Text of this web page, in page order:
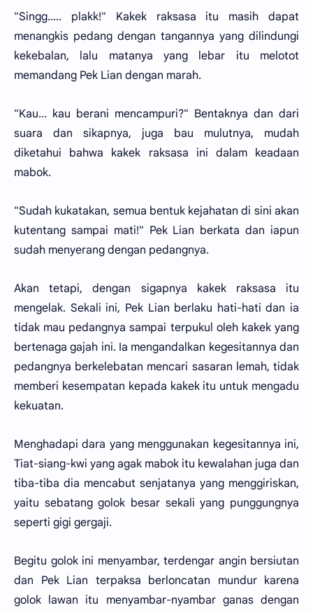
"Singg..... plakk!" Kakek raksasa itu masih dapat
menangkis pedang dengan tangannya yang dilindungi
kekebalan, lalu matanya yang lebar itu melotot
memandang Pek Lian dengan marah.
"Kau... kau berani mencampuri?" Bentaknya dan dari
suara dan sikapnya, juga bau mulutnya, mudah
diketahui bahwa kakek raksasa ini dalam keadaan
mabok.
"Sudah kukatakan, semua bentuk kejahatan di sini akan
kutentang sampai mati!" Pek Lian berkata dan iapun
sudah menyerang dengan pedangnya.
Akan tetapi, dengan sigapnya kakek raksasa itu
mengelak. Sekali ini, Pek Lian berlaku hati-hati dan ia
tidak mau pedangnya sampai terpukul oleh kakek yang
bertenaga gajah ini. Ia mengandalkan kegesitannya dan
pedangnya berkelebatan mencari sasaran lemah, tidak
memberi kesempatan kepada kakek itu untuk mengadu
kekuatan.
Menghadapi dara yang menggunakan kegesitannya ini,
Tiat-siang-kwi yang agak mabok itu kewalahan juga dan
tiba-tiba dia mencabut senjatanya yang menggiriskan,
yaitu sebatang golok besar sekali yang punggungnya
seperti gigi gergaji.
Begitu golok ini menyambar, terdengar angin bersiutan
dan Pek Lian terpaksa berloncatan mundur karena
golok lawan itu menyambar-nyambar ganas dengan